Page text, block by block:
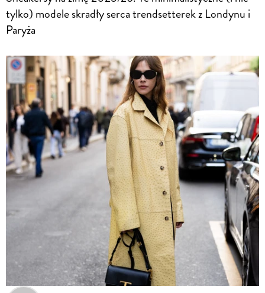
tylko) modele skradły serca trendsetterek z Londynu i
Paryża